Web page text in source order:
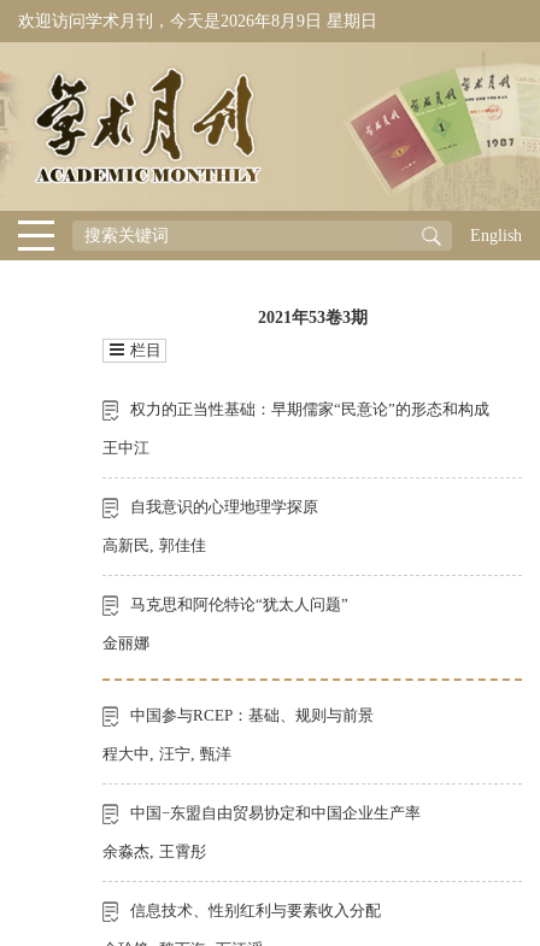
欢迎访问学术月刊，今天是2026年8月9日 星期日
English
2021年53卷3期
栏目
权力的正当性基础：早期儒家“民意论”的形态和构成
王中江
自我意识的心理地理学探原
高新民, 郭佳佳
马克思和阿伦特论“犹太人问题”
金丽娜
中国参与RCEP：基础、规则与前景
程大中, 汪宁, 甄洋
中国−东盟自由贸易协定和中国企业生产率
余淼杰, 王霄彤
信息技术、性别红利与要素收入分配